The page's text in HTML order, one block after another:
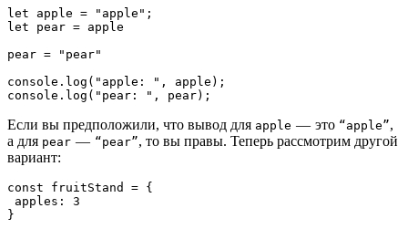
let apple = "apple";
let pear = apple
pear = "pear"
console.log("apple: ", apple);
console.log("pear: ", pear);
Если вы предположили, что вывод для apple — это “apple”,
а для pear — “pear”, то вы правы. Теперь рассмотрим другой
вариант:
const fruitStand = {
}